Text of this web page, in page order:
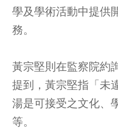
學及學術活動中提供
務。
黃宗堅則在監察院約
提到，黃宗堅指「未
湯是可接受之文化、
等。